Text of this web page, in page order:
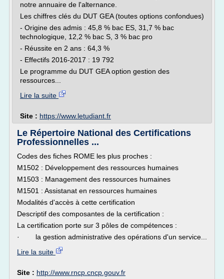
notre annuaire de l'alternance.
Les chiffres clés du DUT GEA (toutes options confondues)
- Origine des admis : 45,8 % bac ES, 31,7 % bac
technologique, 12,2 % bac S, 3 % bac pro
- Réussite en 2 ans : 64,3 %
- Effectifs 2016-2017 : 19 792
Le programme du DUT GEA option gestion des
ressources...
Lire la suite
Site : https://www.letudiant.fr
Le Répertoire National des Certifications
Professionnelles ...
Codes des fiches ROME les plus proches :
M1502 : Développement des ressources humaines
M1503 : Management des ressources humaines
M1501 : Assistanat en ressources humaines
Modalités d'accès à cette certification
Descriptif des composantes de la certification :
La certification porte sur 3 pôles de compétences :
· la gestion administrative des opérations d'un service...
Lire la suite
Site : http://www.rncp.cncp.gouv.fr